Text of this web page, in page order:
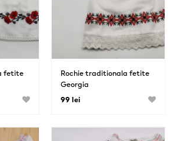
fetite
Rochie traditionala fetite
Georgia
99 lei